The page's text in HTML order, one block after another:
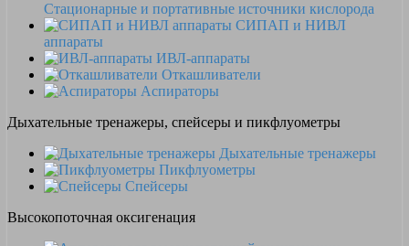
Стационарные и портативные источники кислорода
СИПАП и НИВЛ
аппараты
ИВЛ-аппараты
Откашливатели
Аспираторы
Дыхательные тренажеры, спейсеры и пикфлуометры
Дыхательные тренажеры
Пикфлуометры
Спейсеры
Высокопоточная оксигенация